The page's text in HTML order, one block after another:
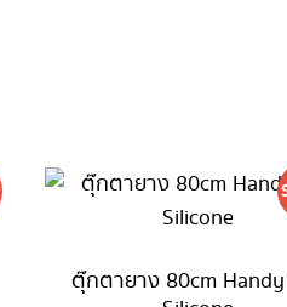
ตุ๊กตายาง 80cm